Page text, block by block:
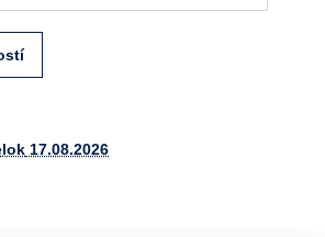
17.08.2026